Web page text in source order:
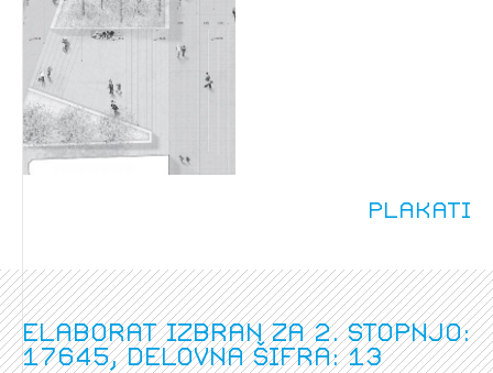
Plakati
Elaborat izbran za 2. stopnjo:
17645, delovna šifra: 13